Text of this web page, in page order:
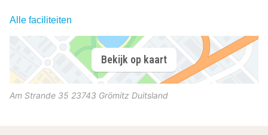
Alle faciliteiten
Bekijk op kaart
Am Strande 35 23743 Grömitz Duitsland